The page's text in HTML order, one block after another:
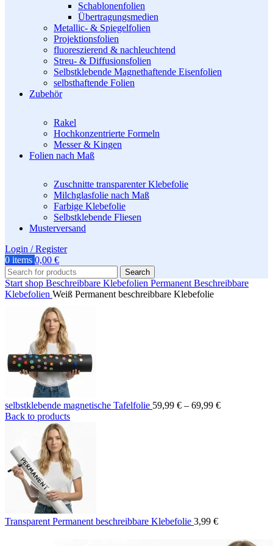
Schablonenfolien
Übertragungsmedien
Metallic- & Spiegelfolien
Projektionsfolien
fluoreszierend & nachleuchtend
Streu- & Diffusionsfolien
Selbstklebende Magnethaftende Eisenfolien
selbsthaftende Folien
Zubehör
Rakel
Hochkonzentrierte Formeln
Messer & Kingen
Folien nach Maß
Zuschnitte transparenter Klebefolie
Milchglasfolie nach Maß
Farbige Klebefolie
Selbstklebende Fliesen
Musterversand
Login / Register
0 items 0,00 €
Search
Start shop Beschreibbare Klebefolien Permanent Beschreibbare
Klebefolien Weiß Permanent beschreibbare Klebefolie
selbstklebende magnetische Tafelfolie 59,99 € – 69,99 €Preisspanne:
Back to products
Transparent Permanent beschreibbare Klebefolie 3,99 €